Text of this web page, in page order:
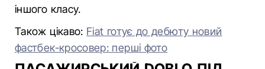
іншого класу.
Також цікаво: Fiat готує до дебюту новий
фастбек-кросовер: перші фото